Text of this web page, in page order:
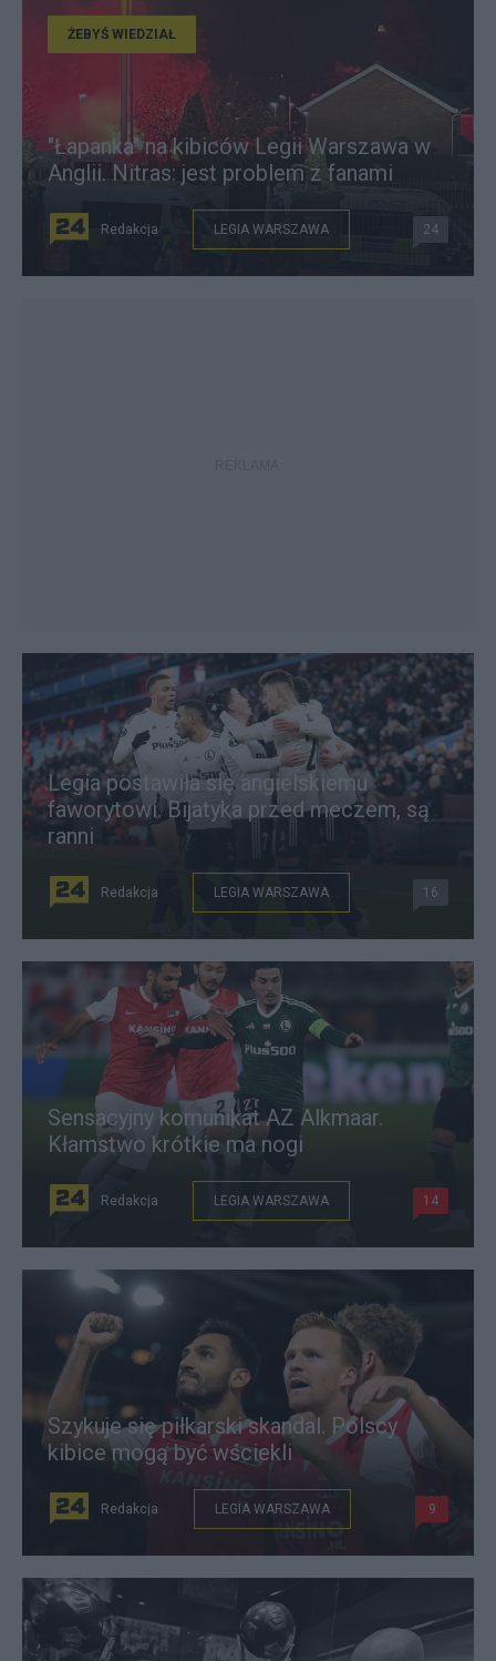
ŻEBYŚ WIEDZIAŁ
"Łapanka" na kibiców Legii Warszawa w
Anglii. Nitras: jest problem z fanami
Redakcja LEGIA WARSZAWA 24
Legia postawiła się angielskiemu
faworytowi. Bijatyka przed meczem, są
ranni
Redakcja LEGIA WARSZAWA 16
Sensacyjny komunikat AZ Alkmaar.
Kłamstwo krótkie ma nogi
Redakcja LEGIA WARSZAWA 14
Szykuje się piłkarski skandal. Polscy
kibice mogą być wściekli
Redakcja LEGIA WARSZAWA 9